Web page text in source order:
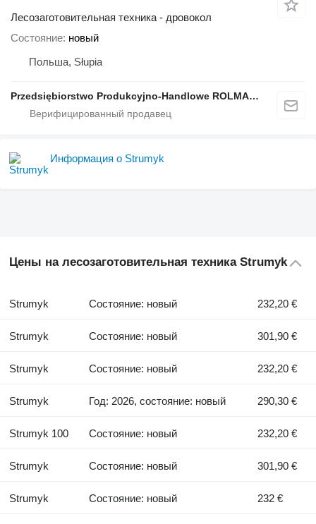
Лесозаготовительная техника - дровокол
Состояние новый
Польша, Słupia
Przedsiębiorstwo Produkcyjno-Handlowe ROLMAPOL Marcin Dziekan
Информация о Strumyk
Цены на лесозаготовительная техника Strumyk
Strumyk Состояние: новый 232,20 €
Strumyk Состояние: новый 301,90 €
Strumyk Состояние: новый 232,20 €
Strumyk Год: 2026, состояние: новый 290,30 €
Strumyk 100 Состояние: новый 232,20 €
Strumyk Состояние: новый 301,90 €
Strumyk Состояние: новый 232 €